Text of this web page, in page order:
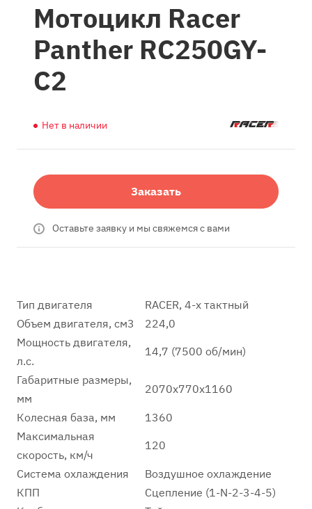
Мотоцикл Racer
Panther RC250GY-
C2
Нет в наличии
Заказать
Оставьте заявку и мы свяжемся с вами
Тип двигателя
RACER, 4-х тактный
Объем двигателя, см3
224,0
Мощность двигателя,
л.с.
14,7 (7500 об/мин)
Габаритные размеры,
мм
2070х770х1160
Колесная база, мм
1360
Максимальная
скорость, км/ч
120
Система охлаждения
Воздушное охлаждение
КПП
Сцепление (1-N-2-3-4-5)